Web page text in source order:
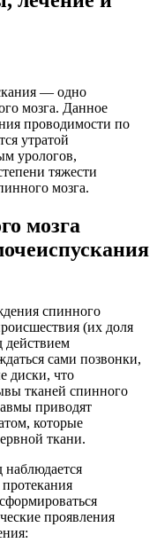
— одно
мозга. Данное
проводимости по
утратой
урологов,
тяжести
мозга.
мозга
спинного
(их доля
действием
сами позвонки,
диски, что
тканей спинного
приводят
которые
ткани.
проявления